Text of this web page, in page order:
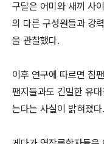
구달은 어미와 새끼 사
의 다른 구성원들과 강
을 관찰했다.
이후 연구에 따르면 침
팬지들과도 긴밀한 유
는다는 사실이 밝혀졌다.